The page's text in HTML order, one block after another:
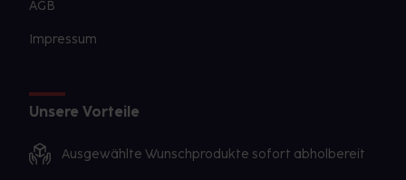
AGB
Impressum
Unsere Vorteile
Ausgewählte Wunschprodukte sofort abholbereit